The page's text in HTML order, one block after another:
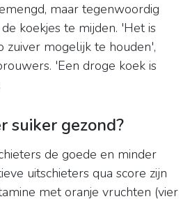
maar tegenwoordig
koekjes te mijden. 'Het is
zuiver mogelijk te houden',
'Een droge koek is
suiker gezond?
de goede en minder
uitschieters qua score zijn
met oranje vruchten (vier